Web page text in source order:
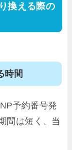
換える際の
時間
予約番号発
間は短く、当